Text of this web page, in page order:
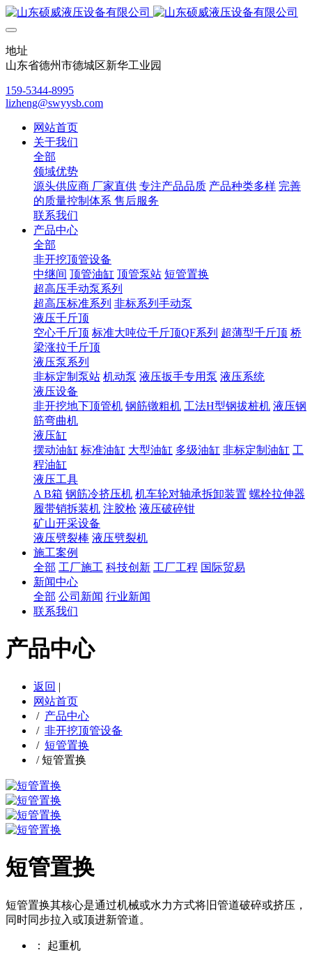
地址
山东省德州市德城区新华工业园
159-5344-8995
lizheng@swyysb.com
网站首页
关于我们
全部
领域优势
源头供应商 厂家直供 专注产品品质 产品种类多样 完善
的质量控制体系 售后服务
联系我们
产品中心
全部
非开挖顶管设备
中继间 顶管油缸 顶管泵站 短管置换
超高压手动泵系列
超高压标准系列 非标系列手动泵
液压千斤顶
空心千斤顶 标准大吨位千斤顶QF系列 超薄型千斤顶 桥
梁涨拉千斤顶
液压泵系列
非标定制泵站 机动泵 液压扳手专用泵 液压系统
液压设备
非开挖地下顶管机 钢筋镦粗机 工法H型钢拔桩机 液压钢
筋弯曲机
液压缸
摆动油缸 标准油缸 大型油缸 多级油缸 非标定制油缸 工
程油缸
液压工具
A B箱 钢筋冷挤压机 机车轮对轴承拆卸装置 螺栓拉伸器
履带销拆装机 注胶枪 液压破碎钳
矿山开采设备
液压劈裂棒 液压劈裂机
施工案例
全部 工厂施工 科技创新 工厂工程 国际贸易
新闻中心
全部 公司新闻 行业新闻
联系我们
产品中心
返回 |
网站首页
/ 产品中心
/ 非开挖顶管设备
/ 短管置换
/短管置换
短管置换
短管置换其核心是通过机械或水力方式将旧管道破碎或挤压，
同时同步拉入或顶进新管道。
： 起重机